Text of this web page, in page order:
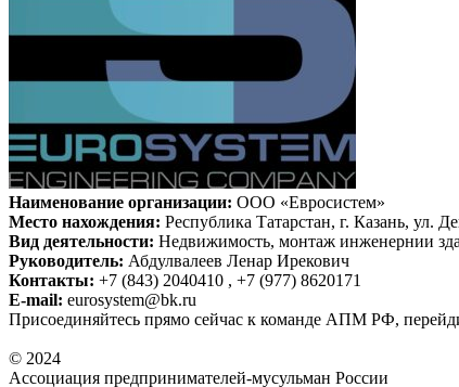
Наименование организации: ООО «Евросистем»
Место нахождения: Республика Татарстан, г. Казань, ул.
Вид деятельности: Недвижимость, монтаж инженернии
Руководитель: Абдулвалеев Ленар Ирекович
Контакты: +7 (843) 2040410 , +7 (977) 8620171
E-mail: eurosystem@bk.ru
Присоединяйтесь прямо сейчас к команде АПМ РФ,
© 2024
Ассоциация предпринимателей-мусульман России